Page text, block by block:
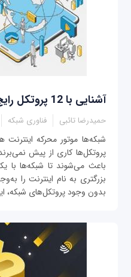
آشنایی با 12 پروتکل رایج شبکه و عملکرد آن‌ ها
حمیدرضا تائبی فناوری شبکه
شبکه‌ها موتور محرکه
پروتکل‌ها کاری از پیش
باعث می‌شوند تا شبکه‌ها با
بزرگتری به نام اینترنت را
بدون وجود پروتکل‌های شبکه،